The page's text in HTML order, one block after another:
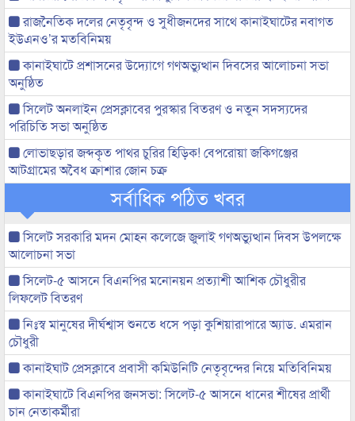
রাজনৈতিক দলের নেতৃবৃন্দ ও সুধীজনদের সাথে কানাইঘাটের নবাগত
ইউএনও’র মতবিনিময়
কানাইঘাটে প্রশাসনের উদ্যোগে গণঅভ্যুত্থান দিবসের আলোচনা সভা
অনুষ্ঠিত
সিলেট অনলাইন প্রেসক্লাবের পুরস্কার বিতরণ ও নতুন সদস্যদের
পরিচিতি সভা অনুষ্ঠিত
লোভাছড়ার জব্দকৃত পাথর চুরির হিড়িক! বেপরোয়া জকিগঞ্জের
আটগ্রামের অবৈধ ক্রাশার জোন চক্র
সর্বাধিক পঠিত খবর
সিলেট সরকারি মদন মোহন কলেজে জুলাই গণঅভ্যুত্থান দিবস উপলক্ষে
আলোচনা সভা
সিলেট-৫ আসনে বিএনপির মনোনয়ন প্রত্যাশী আশিক চৌধুরীর
লিফলেট বিতরণ
নিঃস্ব মানুষের দীর্ঘশ্বাস শুনতে ধসে পড়া কুশিয়ারাপারে অ্যাড. এমরান
চৌধুরী
কানাইঘাট প্রেসক্লাবে প্রবাসী কমিউনিটি নেতৃবৃন্দের নিয়ে মতিবিনিময়
কানাইঘাটে বিএনপির জনসভা: সিলেট-৫ আসনে ধানের শীষের প্রার্থী
চান নেতাকর্মীরা